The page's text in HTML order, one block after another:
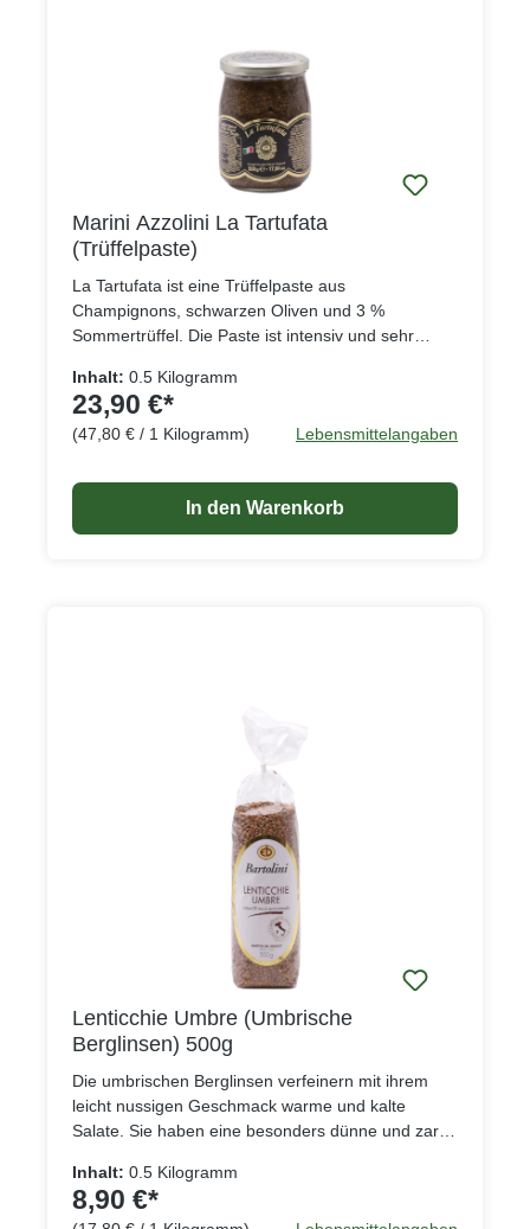
Marini Azzolini La Tartufata
(Trüffelpaste)
La Tartufata ist eine Trüffelpaste aus
Champignons, schwarzen Oliven und 3 %
Sommertrüffel. Die Paste ist intensiv und sehr
Beispiel Vorspeisen oder Pastagerichten einen
besonderen Geschmack zu verleihen.
Inhalt: 0.5 Kilogramm
23,90 €*
(47,80 € / 1 Kilogramm) Lebensmittelangaben
In den Warenkorb
Lenticchie Umbre (Umbrische
Berglinsen) 500g
Die umbrischen Berglinsen verfeinern mit ihrem
leicht nussigen Geschmack warme und kalte
Salate. Sie haben eine besonders dünne und zarte
dem Kochen eingeweicht werden müssen. Die
umbrischen Berglinsen sind vegan und
Inhalt: 0.5 Kilogramm
8,90 €*